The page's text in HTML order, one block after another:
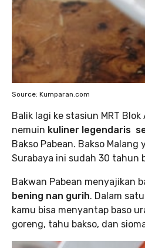
Source: Kumparan.com
Balik lagi ke stasiun MRT
nemuin kuliner legendaris
Bakso Pabean. Bakso
Surabaya ini sudah 30 tahun
Bakwan Pabean menyajikan
bening nan gurih. Dalam
kamu bisa menyantap baso
goreng, tahu bakso, dan